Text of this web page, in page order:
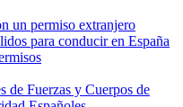
un permiso extranjero
para conducir en España
de Fuerzas y Cuerpos de